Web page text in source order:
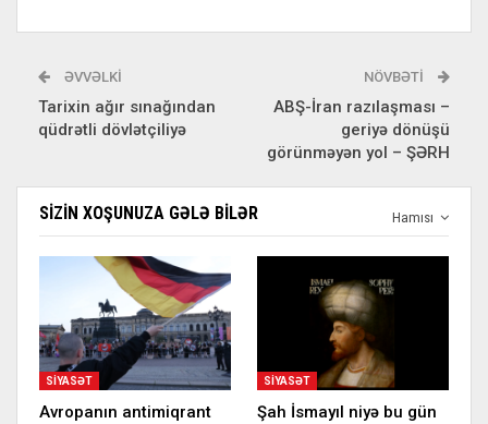
ƏVVƏLKI
Tarixin ağır sınağından
qüdrətli dövlətçiliyə
NÖVBƏTI
ABŞ-İran razılaşması –
geriyə dönüşü
görünməyən yol – ŞƏRH
Hamısı
SIZIN XOŞUNUZA GƏLƏ BILƏR
SIYASƏT
Avropanın antimiqrant
SIYASƏT
Şah İsmayıl niyə bu gün